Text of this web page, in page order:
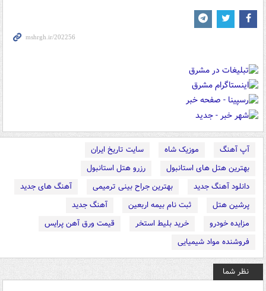
آپ آهنگ موزیک شاه
سایت تاریخ ایران
بهترین هتل های استانبول
رزرو هتل استانبول
دانلود آهنگ جدید
بهترین جراح بینی ترمیمی
آهنگ های جدید
پرشین هتل
ثبت نام بیمه اربعین
آهنگ جدید
مزایده خودرو
خرید بلیط استخر
قیمت ورق آهن پرایس
فروشنده مواد شیمیایی
نظر شما